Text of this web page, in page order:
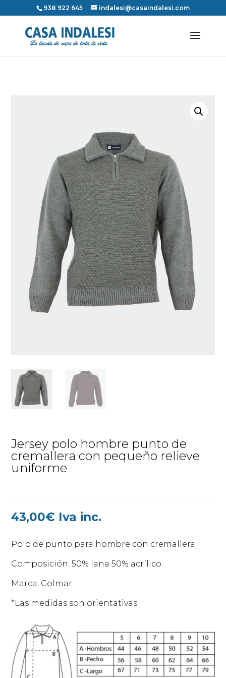
938 922 645 indalesi@casaindalesi.com
Jersey polo hombre punto de
cremallera con pequeño relieve
uniforme
43,00€ Iva inc.
Polo de punto para hombre con cremallera.
Composición: 50% lana 50% acrílico.
Marca: Colmar.
*Las medidas son orientativas: